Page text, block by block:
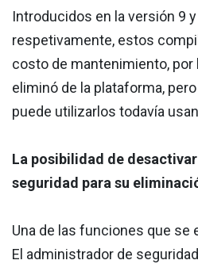
Introducidos en la versión 9
respetivamente, estos
costo de mantenimiento, por
eliminó de la plataforma,
puede utilizarlos todavía
La posibilidad de
seguridad para su
Una de las funciones que se
El administrador de